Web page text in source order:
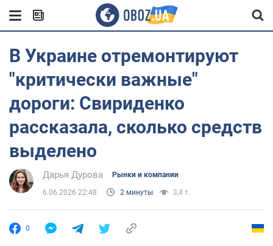
В Украине отремонтируют
"критически важные"
дороги: Свириденко
рассказала, сколько средств
выделено
Дарья Дурова Рынки и компании
6.06.2026 22:48 2 минуты 3,4 т.
0